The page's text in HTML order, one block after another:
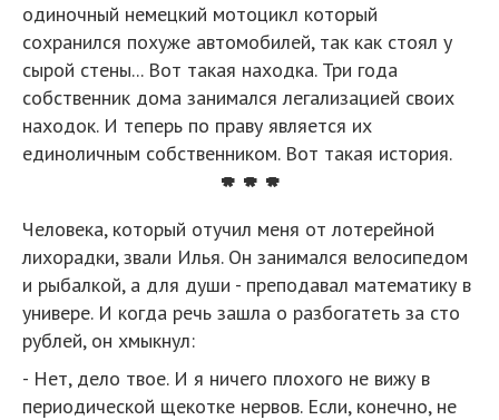
одиночный немецкий мотоцикл который
сохранился похуже автомобилей, так как стоял у
сырой стены... Вот такая находка. Три года
собственник дома занимался легализацией своих
находок. И теперь по праву является их
единоличным собственником. Вот такая история.
* * *
Человека, который отучил меня от лотерейной
лихорадки, звали Илья. Он занимался велосипедом
и рыбалкой, а для души - преподавал математику в
универе. И когда речь зашла о разбогатеть за сто
рублей, он хмыкнул:
- Нет, дело твое. И я ничего плохого не вижу в
периодической щекотке нервов. Если, конечно, не